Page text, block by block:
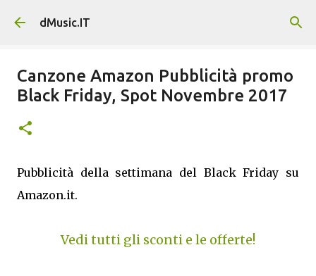
Passa ai contenuti principali
dMusic.IT
Canzone Amazon Pubblicità promo
Black Friday, Spot Novembre 2017
Pubblicità della settimana del Black Friday su
Amazon.it.
Vedi tutti gli sconti e le offerte!